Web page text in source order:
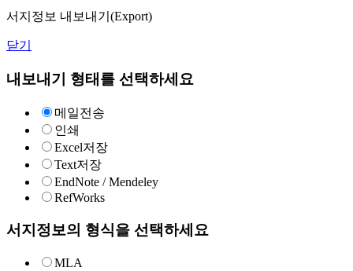
서지정보 내보내기(Export)
닫기
내보내기 형태를 선택하세요
메일전송
인쇄
Excel저장
Text저장
EndNote / Mendeley
RefWorks
서지정보의 형식을 선택하세요
MLA